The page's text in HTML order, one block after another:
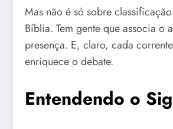
Mas não é só sobre
Bíblia. Tem gente que associa
presença. E, claro, cada
enriquece o debate.
Entendendo o